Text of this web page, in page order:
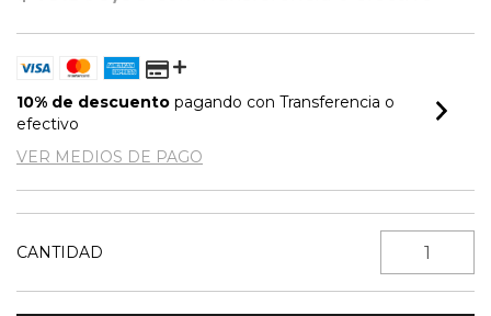
10% de descuento pagando con Transferencia o
efectivo
VER MEDIOS DE PAGO
CANTIDAD